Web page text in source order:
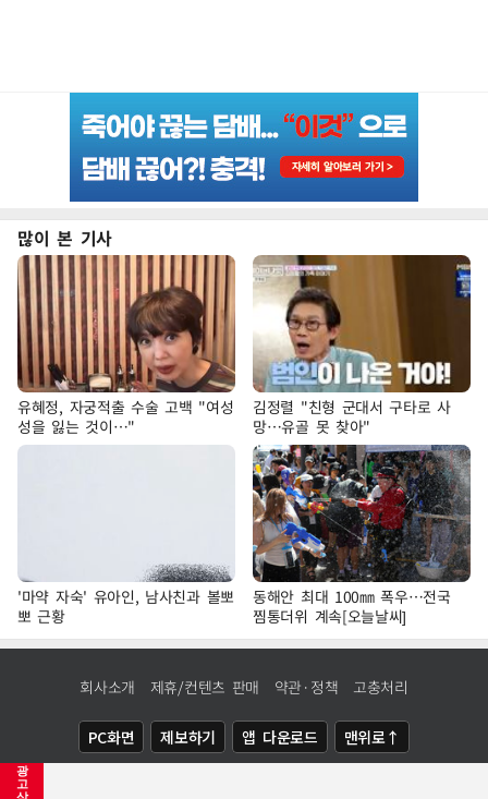
광
고
많이 본 기사
유혜정, 자궁적출 수술 고백 "여성
성을 잃는 것이…"
김정렬 "친형 군대서 구타로 사
망…유골 못 찾아"
'마약 자숙' 유아인, 남사친과 볼뽀
뽀 근황
동해안 최대 100㎜ 폭우…전국
찜통더위 계속[오늘날씨]
회사소개 제휴/컨텐츠 판매 약관·정책 고충처리
PC화면 제보하기 앱 다운로드 맨위로↑